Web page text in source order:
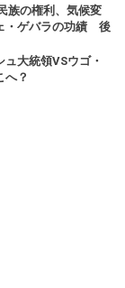
族の権利、気候変
・ゲバラの功績 後
大統領VSウゴ・
へ？